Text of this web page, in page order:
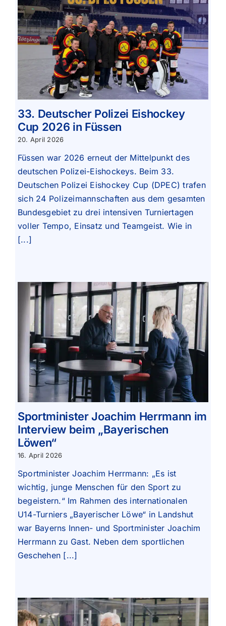
33. Deutscher Polizei Eishockey
Cup 2026 in Füssen
20. April 2026
Füssen war 2026 erneut der Mittelpunkt des
deutschen Polizei-Eishockeys. Beim 33.
Deutschen Polizei Eishockey Cup (DPEC) trafen
sich 24 Polizeimannschaften aus dem gesamten
Bundesgebiet zu drei intensiven Turniertagen
voller Tempo, Einsatz und Teamgeist. Wie in
[...]
Sportminister Joachim Herrmann im
Interview beim „Bayerischen
Löwen“
16. April 2026
Sportminister Joachim Herrmann: „Es ist
wichtig, junge Menschen für den Sport zu
begeistern.“ Im Rahmen des internationalen
U14-Turniers „Bayerischer Löwe“ in Landshut
war Bayerns Innen- und Sportminister Joachim
Herrmann zu Gast. Neben dem sportlichen
Geschehen [...]